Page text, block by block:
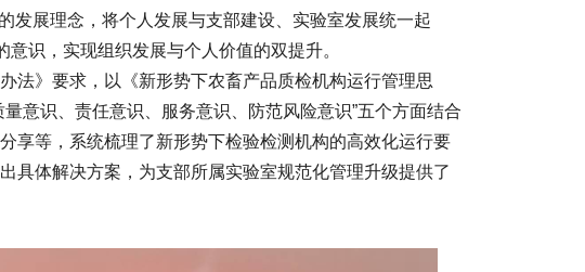
发展理念，将个人发展与支部建设、实验室发展统一起
识，实现组织发展与个人价值的双提升。
法》要求，以《新形势下农畜产品质检机构运行管理思
意识、责任意识、服务意识、防范风险意识”五个方面结合
享等，系统梳理了新形势下检验检测机构的高效化运行要
具体解决方案，为支部所属实验室规范化管理升级提供了